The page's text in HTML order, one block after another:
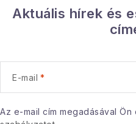
Aktuális hírek és
E-mail
Az e-mail cím megadásával